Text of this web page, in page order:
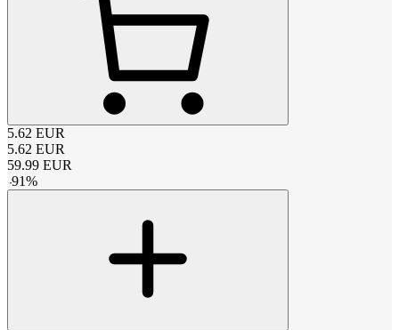
5.62 EUR
5.62 EUR
59.99 EUR
-91%